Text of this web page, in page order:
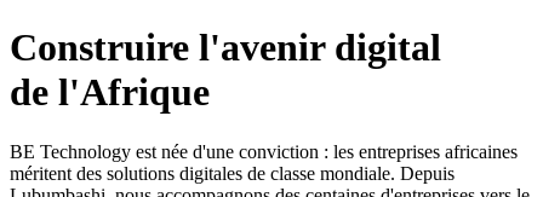
Construire l'avenir digital
de l'Afrique
BE Technology est née d'une conviction : les entreprises africaines
méritent des solutions digitales de classe mondiale. Depuis